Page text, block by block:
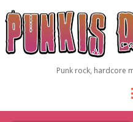
Punk rock, hardcore